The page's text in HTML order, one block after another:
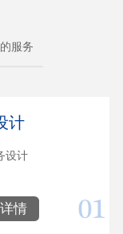
服务
计
设计
情